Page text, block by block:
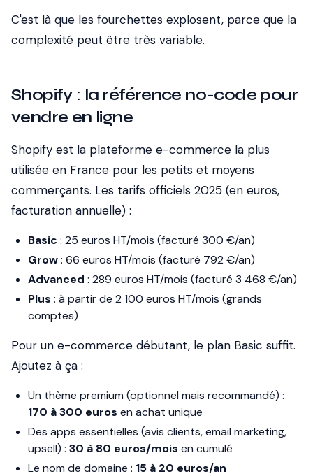
C'est là que les fourchettes explosent, parce que la
complexité peut être très variable.
Shopify : la référence no-code pour
vendre en ligne
Shopify est la plateforme e-commerce la plus
utilisée en France pour les petits et moyens
commerçants. Les tarifs officiels 2025 (en euros,
facturation annuelle) :
Basic : 25 euros HT/mois (facturé 300 €/an)
Grow: 66 euros HT/mois (facturé 792 €/an)
Advanced : 289 euros HT/mois (facturé 3 468 €/an)
Plus : à partir de 2 100 euros HT/mois (grands
comptes)
Pour un e-commerce débutant, le plan Basic suffit.
Ajoutez à ça :
Un thème premium (optionnel mais recommandé) :
170 à 300 euros en achat unique
Des apps essentielles (avis clients, email marketing,
upsell) : 30 à 80 euros/mois en cumulé
Le nom de domaine : 15 à 20 euros/an